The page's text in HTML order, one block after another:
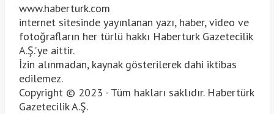
www.haberturk.com
internet sitesinde yayınlanan yazı, haber, video ve
fotoğrafların her türlü hakkı Haberturk Gazetecilik
A.Ş.’ye aittir.
İzin alınmadan, kaynak gösterilerek dahi iktibas
edilemez.
Copyright © 2023 - Tüm hakları saklıdır. Habertürk
Gazetecilik A.Ş.